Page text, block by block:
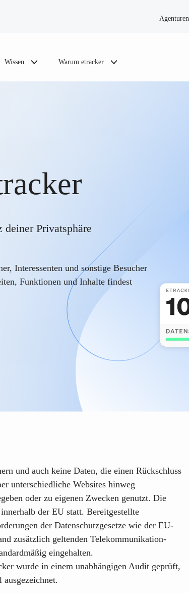
Wissen Warum etracker
Agenturen
Privatsphäre
Interessenten und sonstige Besucher
Funktionen und Inhalte findest
und auch keine Daten, die einen Rückschluss
unterschiedliche Websites hinweg
oder zu eigenen Zwecken genutzt. Die
der EU statt. Bereitgestellte
der Datenschutzgesetze wie der EU-
zusätzlich geltenden Telekommunikation-
eingehalten.
wurde in einem unabhängigen Audit geprüft,
ausgezeichnet.